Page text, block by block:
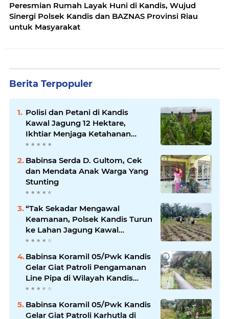
Peresmian Rumah Layak Huni di Kandis, Wujud
Sinergi Polsek Kandis dan BAZNAS Provinsi Riau
untuk Masyarakat
Berita Terpopuler
Polisi dan Petani di Kandis
Kawal Jagung 12 Hektare,
Ikhtiar Menjaga Ketahanan
Pangan
Babinsa Serda D. Gultom, Cek
dan Mendata Anak Warga Yang
Stunting
“Tak Sekadar Mengawal
Keamanan, Polsek Kandis Turun
ke Lahan Jagung Kawal
Ketahanan Pangan
Babinsa Koramil 05/Pwk Kandis
Gelar Giat Patroli Pengamanan
Line Pipa di Wilayah Kandis
Kandis
Babinsa Koramil 05/Pwk Kandis
Gelar Giat Patroli Karhutla di